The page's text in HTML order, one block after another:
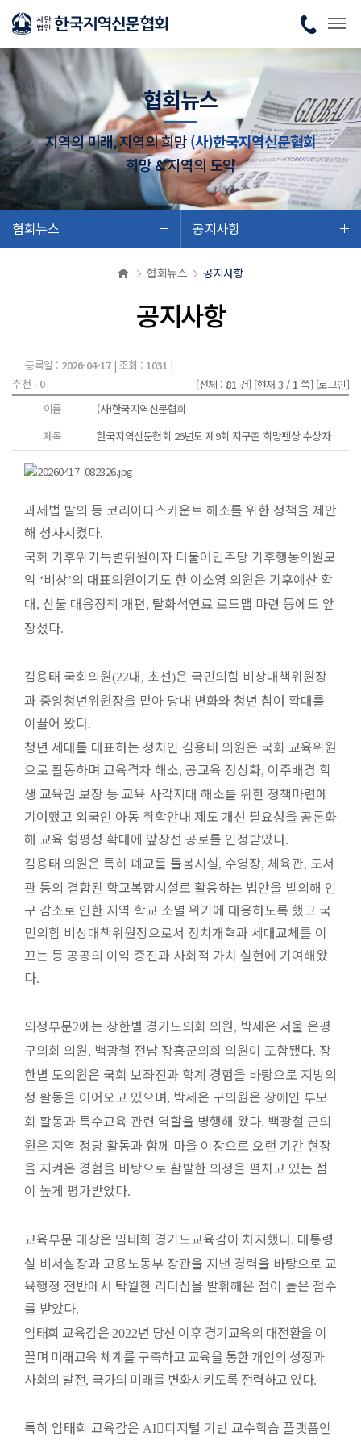
협회뉴스
지역의 미래, 지역의 희망(사)한국지역신문협회
희망 & 지역의 도약
협회뉴스 공지사항
협회뉴스 공지사항
공지사항
등록일 : 2026-04-17| 조회 : 1031 |
추천 : 0 [전체 : 81 건] [현재 3 / 1 쪽] [로그인]
이름
(사)한국지역신문협회
제목
한국지역신문협회 26년도 제9회 지구촌 희망펜상 수상자
과세법 발의 등 코리아디스카운트 해소를 위한 정책을 제안
해 성사시켰다.
국회 기후위기특별위원이자 더불어민주당 기후행동의원모
임 ‘비상’의 대표의원이기도 한 이소영 의원은 기후예산 확
대, 산불 대응정책 개편, 탈화석연료 로드맵 마련 등에도 앞
장섰다.
김용태 국회의원(22대, 초선)은 국민의힘 비상대책위원장
과 중앙청년위원장을 맡아 당내 변화와 청년 참여 확대를
이끌어 왔다.
청년 세대를 대표하는 정치인 김용태 의원은 국회 교육위원
으로 활동하며 교육격차 해소, 공교육 정상화, 이주배경 학
생 교육권 보장 등 교육 사각지대 해소를 위한 정책마련에
기여했고 외국인 아동 취학안내 제도 개선 필요성을 공론화
해 교육 형평성 확대에 앞장선 공로를 인정받았다.
김용태 의원은 특히 폐교를 돌봄시설, 수영장, 체육관, 도서
관 등의 결합된 학교복합시설로 활용하는 법안을 발의해 인
구 감소로 인한 지역 학교 소멸 위기에 대응하도록 했고 국
민의힘 비상대책위원장으로서 정치개혁과 세대교체를 이
끄는 등 공공의 이익 증진과 사회적 가치 실현에 기여해왔
다.
의정부문2에는 장한별 경기도의회 의원, 박세은 서울 은평
구의회 의원, 백광철 전남 장흥군의회 의원이 포함됐다. 장
한별 도의원은 국회 보좌진과 학계 경험을 바탕으로 지방의
정 활동을 이어오고 있으며, 박세은 구의원은 장애인 부모
회 활동과 특수교육 관련 역할을 병행해 왔다. 백광철 군의
원은 지역 정당 활동과 함께 마을 이장으로 오랜 기간 현장
을 지켜온 경험을 바탕으로 활발한 의정을 펼치고 있는 점
이 높게 평가받았다.
교육부문 대상은 임태희 경기도교육감이 차지했다. 대통령
실 비서실장과 고용노동부 장관을 지낸 경력을 바탕으로 교
육행정 전반에서 탁월한 리더십을 발휘해온 점이 높은 점수
를 받았다.
임태희 교육감은 2022년 당선 이후 경기교육의 대전환을 이
끌며 미래교육 체계를 구축하고 교육을 통한 개인의 성장과
사회의 발전, 국가의 미래를 변화시키도록 전력하고 있다.
특히 임태희 교육감은 AI디지털 기반 교수학습 플랫폼인